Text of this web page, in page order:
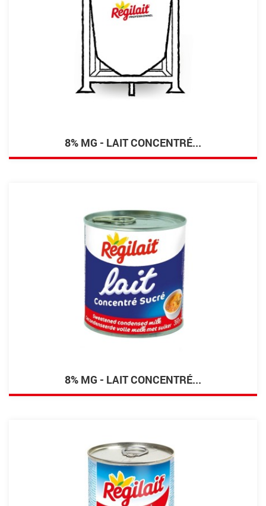
8% MG - LAIT CONCENTRÉ...
8% MG - LAIT CONCENTRÉ...